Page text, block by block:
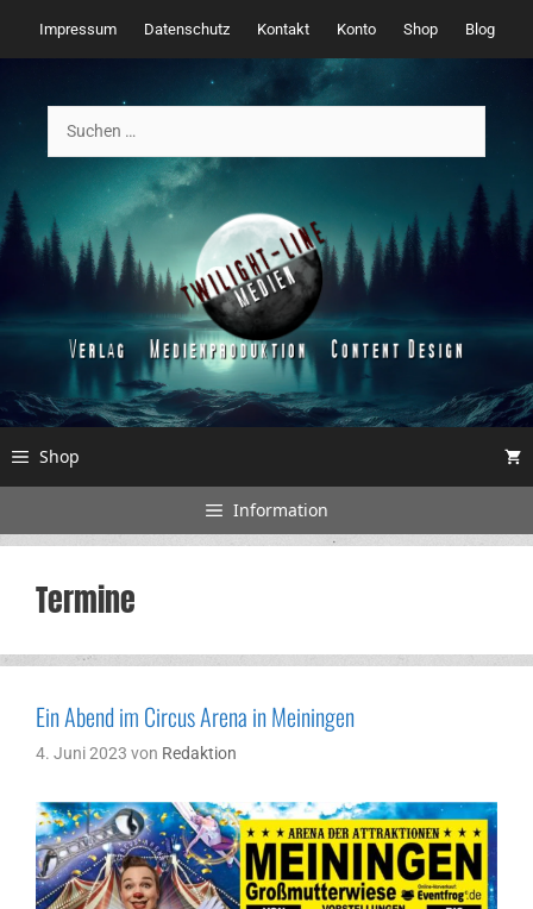
Inhalt
springen
Impressum Datenschutz Kontakt Konto Shop Blog
nach:
Shop
Information
Termine
Ein Abend im Circus Arena in Meiningen
4. Juni 2023 von Redaktion